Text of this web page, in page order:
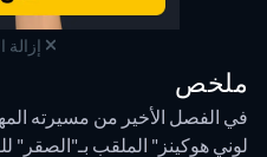
إزالة
ملخص
في الفصل الأخير من مسيرته
لوني هوكينز" الملقب بـ"الصقر"